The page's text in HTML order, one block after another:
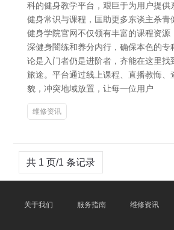
科的健身教学平台，艰巨于为用户提供
健身常识与课程，匡助更多东谈主杀青
健身学院官网不仅领有丰富的课程资源
深健身闇练和养分内行，确保本色的专
论是入门者仍是进阶者，齐能在这里找
旅途。平台通过线上课程、直播教悔、
貌，冲突地域放置，让每一位用户
维修资讯
共 1 页/1 条记录
关于我们 服务指南 维修资讯